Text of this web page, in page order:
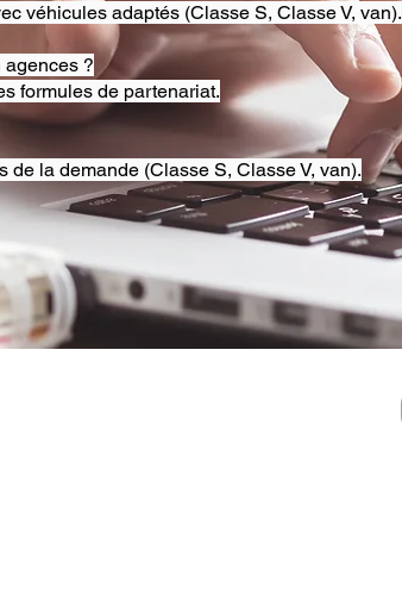
véhicules adaptés (Classe S, Classe V, van).
agences ?
formules de partenariat.
la demande (Classe S, Classe V, van).